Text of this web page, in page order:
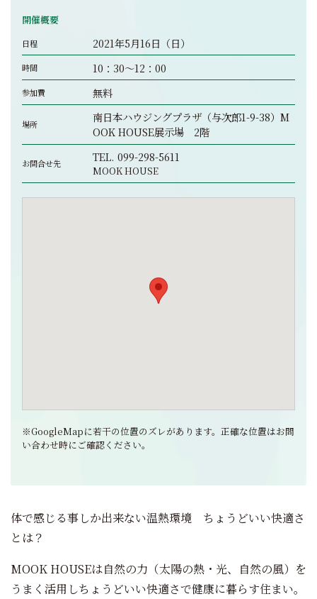
開催概要
日程 2021年5月16日（日）
時間 10：30～12：00
参加費 無料
場所
南日本ハウジングプラザ（与次郎1-9-38）M
OOK HOUSE展示場 2階
お問合せ先 TEL. 099-298-5611
MOOK HOUSE
※GoogleMapに若干の位置のズレがあります。正確な位置はお問
い合わせ時にご確認ください。
体で感じる事しか出来ない温熱環境 ちょうどいい快適さ
とは？
MOOK HOUSEは自然の力（太陽の熱・光、自然の風）を
うまく活用しちょうどいい快適さで健康に暮らす住まい。